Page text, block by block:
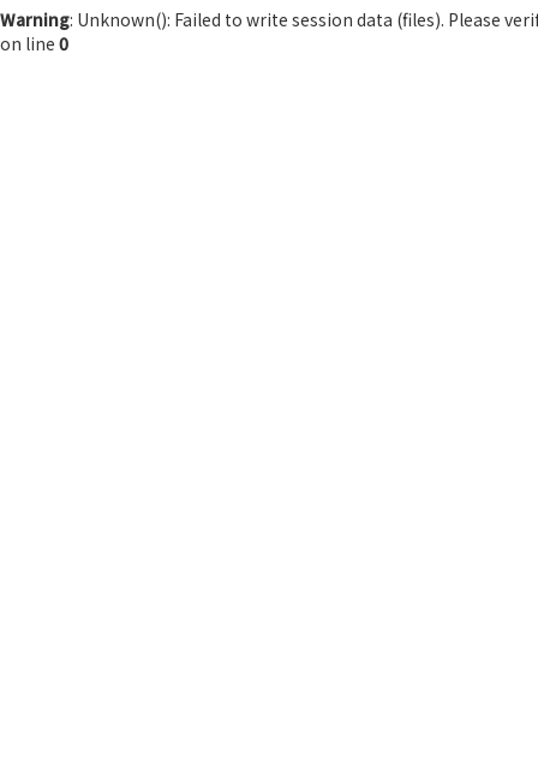
Warning: Unknown(): Failed to write session data (files). Please
on line 0